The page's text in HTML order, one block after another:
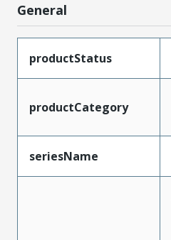
General
productStatus
productCategory
seriesName